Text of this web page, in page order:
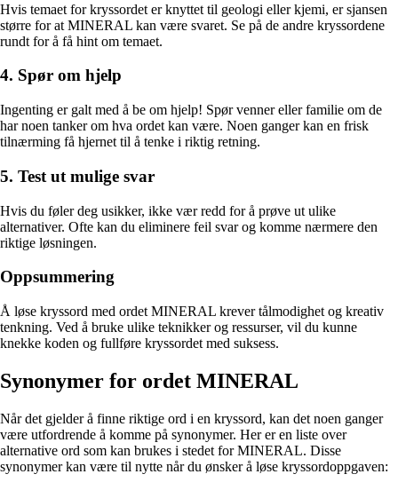
Hvis temaet for kryssordet er knyttet til geologi eller kjemi, er sjansen
større for at MINERAL kan være svaret. Se på de andre kryssordene
rundt for å få hint om temaet.
4. Spør om hjelp
Ingenting er galt med å be om hjelp! Spør venner eller familie om de
har noen tanker om hva ordet kan være. Noen ganger kan en frisk
tilnærming få hjernet til å tenke i riktig retning.
5. Test ut mulige svar
Hvis du føler deg usikker, ikke vær redd for å prøve ut ulike
alternativer. Ofte kan du eliminere feil svar og komme nærmere den
riktige løsningen.
Oppsummering
Å løse kryssord med ordet MINERAL krever tålmodighet og kreativ
tenkning. Ved å bruke ulike teknikker og ressurser, vil du kunne
knekke koden og fullføre kryssordet med suksess.
Synonymer for ordet MINERAL
Når det gjelder å finne riktige ord i en kryssord, kan det noen ganger
være utfordrende å komme på synonymer. Her er en liste over
alternative ord som kan brukes i stedet for MINERAL. Disse
synonymer kan være til nytte når du ønsker å løse kryssordoppgaven: